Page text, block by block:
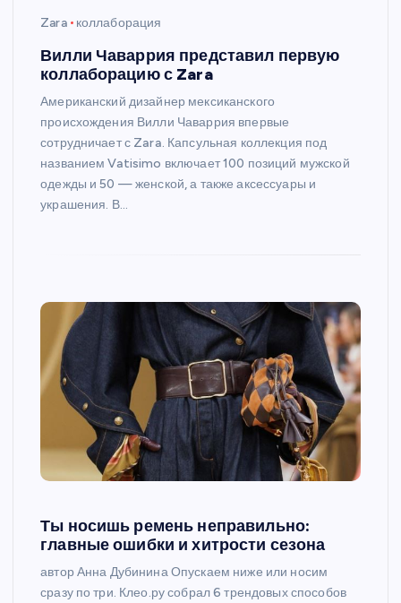
Zara коллаборация
Вилли Чаваррия представил первую
коллаборацию с Zara
Американский дизайнер мексиканского
происхождения Вилли Чаваррия впервые
сотрудничает с Zara. Капсульная коллекция под
названием Vatisimo включает 100 позиций мужской
одежды и 50 — женской, а также аксессуары и
украшения. В…
Ты носишь ремень неправильно:
главные ошибки и хитрости сезона
автор Анна Дубинина Опускаем ниже или носим
сразу по три. Клео.ру собрал 6 трендовых способов